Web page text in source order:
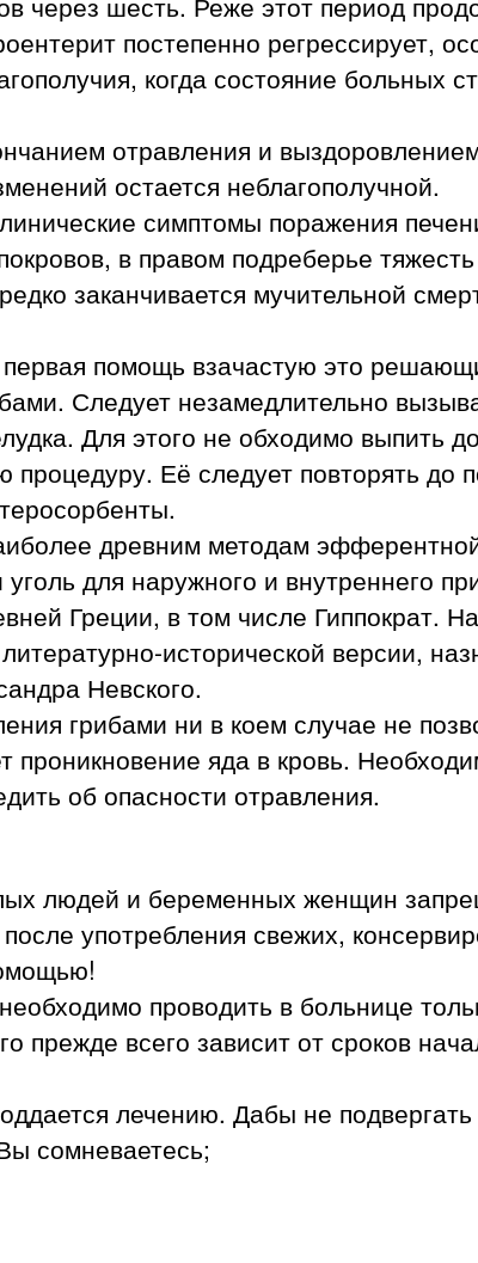
постепенно регрессирует,
когда состояние больных
отравления и
остается неблагополучной.
симптомы поражения
в правом подреберье
заканчивается мучительной
помощь взачастую это
Следует незамедлительно
Для этого не обходимо выпить
процедуру. Её следует повторять
древним методам
для наружного и внутреннего
Греции, в том числе Гиппократ.
исторической версии,
Невского.
грибами ни в коем случае не
проникновение яда в кровь.
об опасности отравления.
людей и беременных женщин
употребления свежих,
проводить в больнице
прежде всего зависит от сроков
лечению. Дабы не
сомневаетесь;